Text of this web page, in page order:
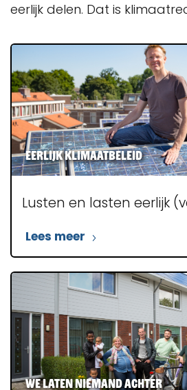
eerlijk delen. Dat is
Eerlijk klimaatbeleid
Lusten en lasten eerlijk
Lees meer
We laten niemand achter